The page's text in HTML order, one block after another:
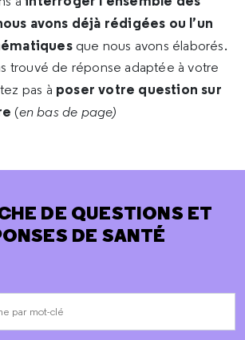
avons déjà rédigées ou l’un
que nous avons élaborés.
trouvé de réponse adaptée à votre
pas à poser votre question sur
(en bas de page)
DE QUESTIONS ET
DE SANTÉ